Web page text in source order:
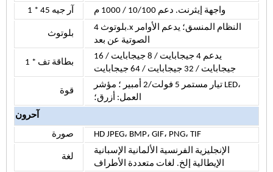
1 * آر جيه 45 واجهة إيثرنت. دعم 10/100 / 1000 م
بلوتوث
بلوتوث 4.x النظام المنسق؛ يدعم الأوامر
الصوتية عن بعد
1 * بطاقة تف
يدعم 4 جيجابايت / 8 جيجابايت / 16
جيجابايت / 32 جيجابايت / 64 جيجابايت
قوة
تيار مستمر 5 فولت/2 أمبير ؛ مؤشر LED،
العمل: أزرق؛
آحرون
صورة HD JPEG، BMP، GIF، PNG، TIF
لغة
الإنجليزية الفرنسية الألمانية الإسبانية
الإيطالية إلخ. لغات متعددة الأطراف